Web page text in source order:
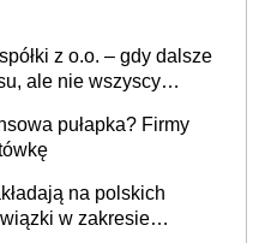
z o.o. – gdy dalsze
ale nie wszyscy
pułapka? Firmy
na polskich
w zakresie